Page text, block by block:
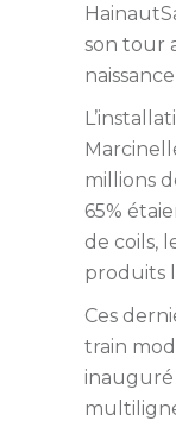
son tour
millions
65%
de coils,
produits
Ces
train
inauguré